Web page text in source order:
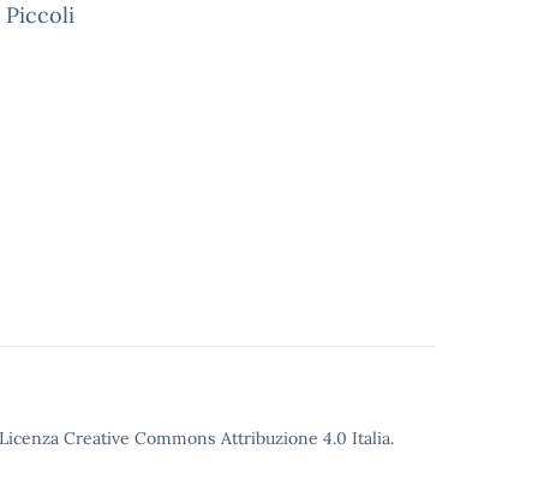
Piccoli
Creative Commons Attribuzione 4.0 Italia.